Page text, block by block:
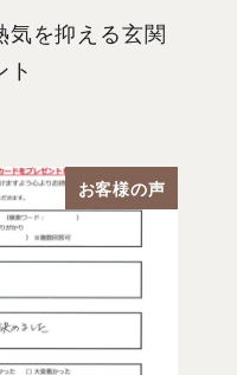
気を抑える玄関
ト
お客様の声